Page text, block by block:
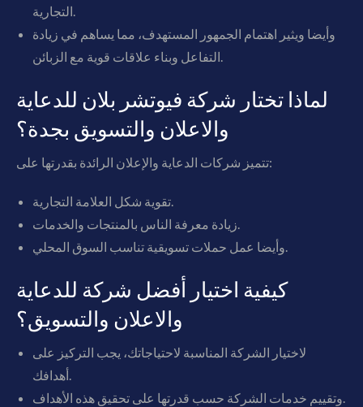
التجارية.
وأيضا ويثير اهتمام الجمهور المستهدف، مما يساهم في زيادة
التفاعل وبناء علاقات قوية مع الزبائن.
لماذا تختار شركة فيوتشر بلان للدعاية
والاعلان والتسويق بجدة؟
تتميز شركات الدعاية والإعلان الرائدة بقدرتها على:
تقوية شكل العلامة التجارية.
زيادة معرفة الناس بالمنتجات والخدمات.
وأيضا عمل حملات تسويقية تناسب السوق المحلي.
كيفية اختيار أفضل شركة للدعاية
والاعلان والتسويق؟
لاختيار الشركة المناسبة لاحتياجاتك، يجب التركيز على
أهدافك.
وتقييم خدمات الشركة حسب قدرتها على تحقيق هذه الأهداف.